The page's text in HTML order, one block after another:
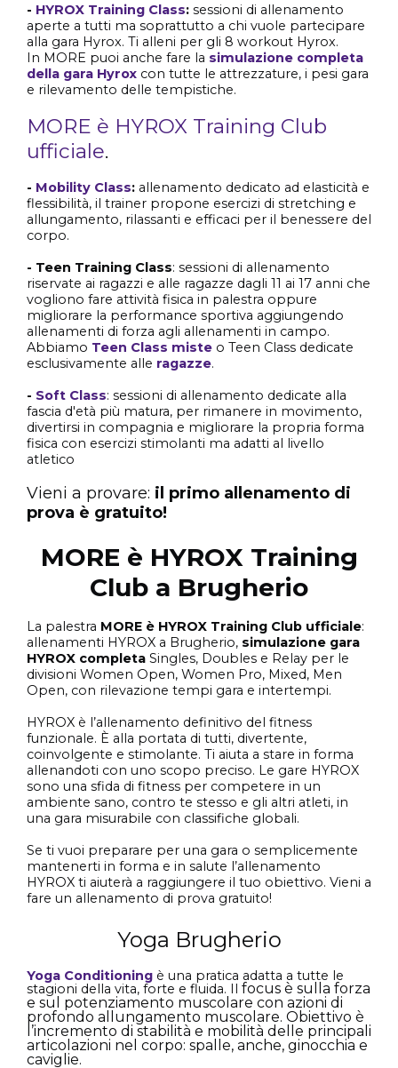
- HYROX Training Class: sessioni di allenamento
aperte a tutti ma soprattutto a chi vuole partecipare
alla gara Hyrox. Ti alleni per gli 8 workout Hyrox.
In MORE puoi anche fare la simulazione completa
della gara Hyrox con tutte le attrezzature, i pesi gara
e rilevamento delle tempistiche.
MORE è HYROX Training Club
ufficiale.
- Mobility Class: allenamento dedicato ad elasticità e
flessibilità, il trainer propone esercizi di stretching e
allungamento, rilassanti e efficaci per il benessere del
corpo.
- Teen Training Class: sessioni di allenamento
riservate ai ragazzi e alle ragazze dagli 11 ai 17 anni che
vogliono fare attività fisica in palestra oppure
migliorare la performance sportiva aggiungendo
allenamenti di forza agli allenamenti in campo.
Abbiamo Teen Class miste o Teen Class dedicate
esclusivamente alle ragazze.
- Soft Class: sessioni di allenamento dedicate alla
fascia d'età più matura, per rimanere in movimento,
divertirsi in compagnia e migliorare la propria forma
fisica con esercizi stimolanti ma adatti al livello
atletico
Vieni a provare: il primo allenamento di
prova è gratuito!
MORE è HYROX Training
Club a Brugherio
La palestra MORE è HYROX Training Club ufficiale:
allenamenti HYROX a Brugherio, simulazione gara
HYROX completa Singles, Doubles e Relay per le
divisioni Women Open, Women Pro, Mixed, Men
Open, con rilevazione tempi gara e intertempi.
HYROX è l’allenamento definitivo del fitness
funzionale. È alla portata di tutti, divertente,
coinvolgente e stimolante. Ti aiuta a stare in forma
allenandoti con uno scopo preciso. Le gare HYROX
sono una sfida di fitness per competere in un
ambiente sano, contro te stesso e gli altri atleti, in
una gara misurabile con classifiche globali.
Se ti vuoi preparare per una gara o semplicemente
mantenerti in forma e in salute l’allenamento
HYROX ti aiuterà a raggiungere il tuo obiettivo. Vieni a
fare un allenamento di prova gratuito!
Yoga Brugherio
Yoga Conditioning è una pratica adatta a tutte le
stagioni della vita, forte e fluida. Il focus è sulla forza
e sul potenziamento muscolare con azioni di
profondo allungamento muscolare. Obiettivo è
l’incremento di stabilità e mobilità delle principali
articolazioni nel corpo: spalle, anche, ginocchia e
caviglie.